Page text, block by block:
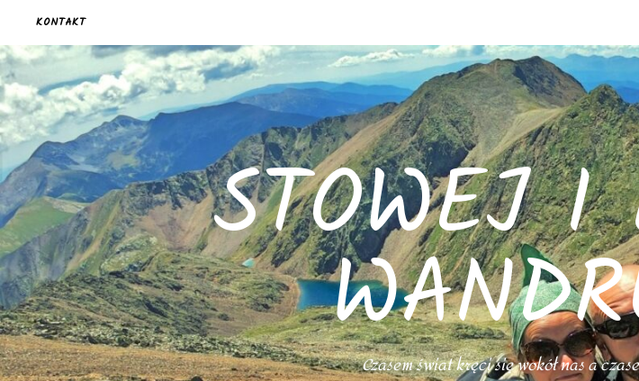
KONTAKT
STOWEJ
Czasem świat kręci się wokół nas a